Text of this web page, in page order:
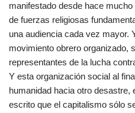
manifestado desde hace
de fuerzas religiosas
una audiencia cada vez mayor.
movimiento obrero organizado,
representantes de la lucha
Y esta organización social al
humanidad hacia otro
escrito que el capitalismo sólo